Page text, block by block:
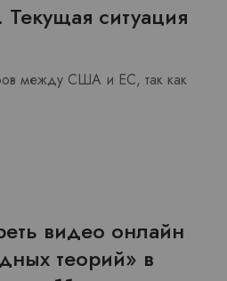
ситуация
между США и ЕС, так как
видео онлайн
теорий» в